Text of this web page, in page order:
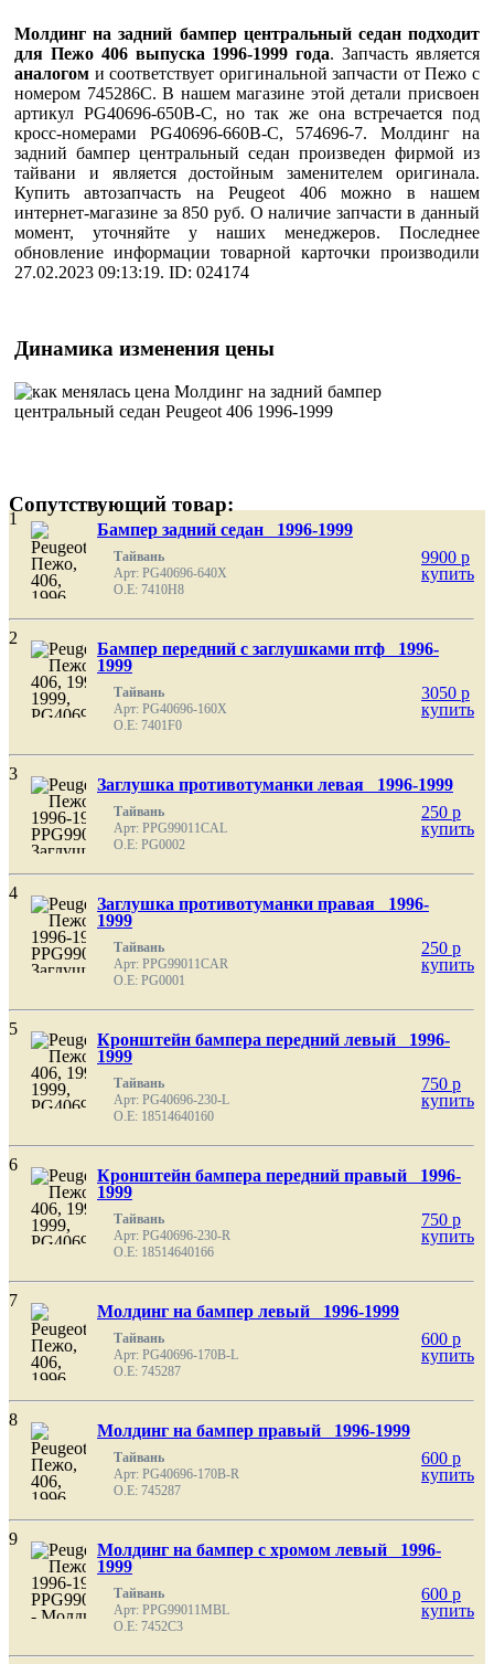
Молдинг на задний бампер центральный седан подходит
для Пежо 406 выпуска 1996-1999 года. Запчасть является
аналогом и соответствует оригинальной запчасти от Пежо с
номером 745286C. В нашем магазине этой детали присвоен
артикул PG40696-650B-C, но так же она встречается под
кросс-номерами PG40696-660B-C, 574696-7. Молдинг на
задний бампер центральный седан произведен фирмой из
тайвани и является достойным заменителем оригинала.
Купить автозапчасть на Peugeot 406 можно в нашем
интернет-магазине за 850 руб. О наличие запчасти в данный
момент, уточняйте у наших менеджеров. Последнее
обновление информации товарной карточки производили
27.02.2023 09:13:19. ID: 024174
Динамика изменения цены
Сопутствующий товар:
1
Бампер задний седан 1996-1999
Тайвань
Арт: PG40696-640X
O.E: 7410H8
9900 p
купить
2
Бампер передний с заглушками птф 1996-
1999
Тайвань
Арт: PG40696-160X
O.E: 7401F0
3050 p
купить
3
Заглушка противотуманки левая 1996-1999
Тайвань
Арт: PPG99011CAL
O.E: PG0002
250 p
купить
4
Заглушка противотуманки правая 1996-
1999
Тайвань
Арт: PPG99011CAR
O.E: PG0001
250 p
купить
5
Кронштейн бампера передний левый 1996-
1999
Тайвань
Арт: PG40696-230-L
O.E: 18514640160
750 p
купить
6
Кронштейн бампера передний правый 1996-
1999
Тайвань
Арт: PG40696-230-R
O.E: 18514640166
750 p
купить
7
Молдинг на бампер левый 1996-1999
Тайвань
Арт: PG40696-170B-L
O.E: 745287
600 p
купить
8
Молдинг на бампер правый 1996-1999
Тайвань
Арт: PG40696-170B-R
O.E: 745287
600 p
купить
9
Молдинг на бампер с хромом левый 1996-
1999
Тайвань
Арт: PPG99011MBL
O.E: 7452C3
600 p
купить